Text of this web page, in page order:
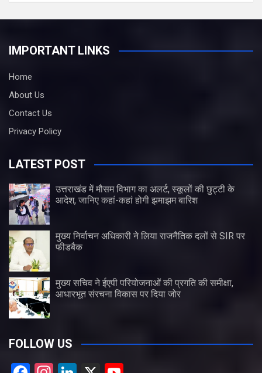
IMPORTANT LINKS
Home
About Us
Contact Us
Privacy Policy
LATEST POST
उत्तराखंड में मौसम विभाग का अलर्ट, स्कूलों की छुट्टी के
आदेश, जानिए कहां-कहां होगी झमाझम बारिश
मुख्य निर्वाचन अधिकारी ने लिया राजनैतिक दलों से SIR पर
फीडबैक
मुख्य सचिव ने ईएपी परियोजनाओं की प्रगति की समीक्षा,
आधारभूत संरचना विकास पर दिया जोर
FOLLOW US